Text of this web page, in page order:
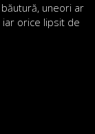
băutură, uneori ar
iar orice lipsit de